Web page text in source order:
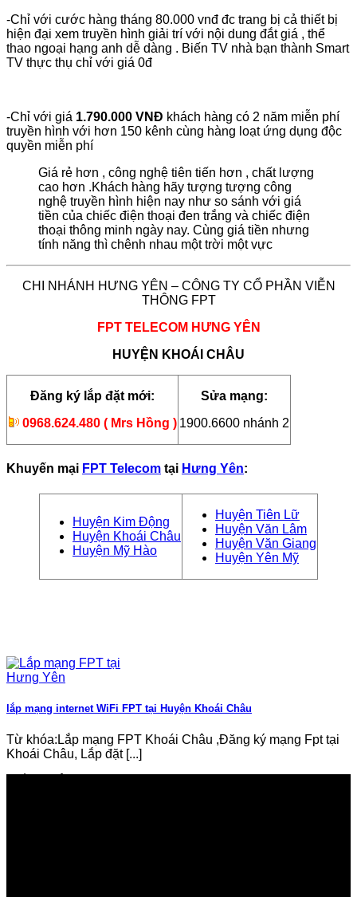
-Chỉ với cước hàng tháng 80.000 vnđ đc trang bị cả thiết bị
hiện đại xem truyền hình giải trí với nội dung đắt giá , thể
thao ngoại hạng anh dễ dàng . Biến TV nhà bạn thành Smart
TV thực thụ chỉ với giá 0đ
-Chỉ với giá 1.790.000 VNĐ khách hàng có 2 năm miễn phí
truyền hình với hơn 150 kênh cùng hàng loạt ứng dụng độc
quyền miễn phí
Giá rẻ hơn , công nghệ tiên tiến hơn , chất lượng
cao hơn .Khách hàng hãy tượng tượng công
nghệ truyền hình hiện nay như so sánh với giá
tiền của chiếc điện thoại đen trắng và chiếc điện
thoại thông minh ngày nay. Cùng giá tiền nhưng
tính năng thì chênh nhau một trời một vực
CHI NHÁNH HƯNG YÊN – CÔNG TY CỔ PHẦN VIỄN
THÔNG FPT
FPT TELECOM HƯNG YÊN
HUYỆN KHOÁI CHÂU
Đăng ký lắp đặt mới:
0968.624.480 ( Mrs Hồng )
Sửa mạng:
1900.6600 nhánh 2
Khuyến mại FPT Telecom tại Hưng Yên:
Huyện Kim Động
Huyện Khoái Châu
Huyện Mỹ Hào
Huyện Tiên Lữ
Huyện Văn Lâm
Huyện Văn Giang
Huyện Yên Mỹ
lắp mạng internet WiFi FPT tại Huyện Khoái Châu
Từ khóa:Lắp mạng FPT Khoái Châu ,Đăng ký mạng Fpt tại
Khoái Châu, Lắp đặt [...]